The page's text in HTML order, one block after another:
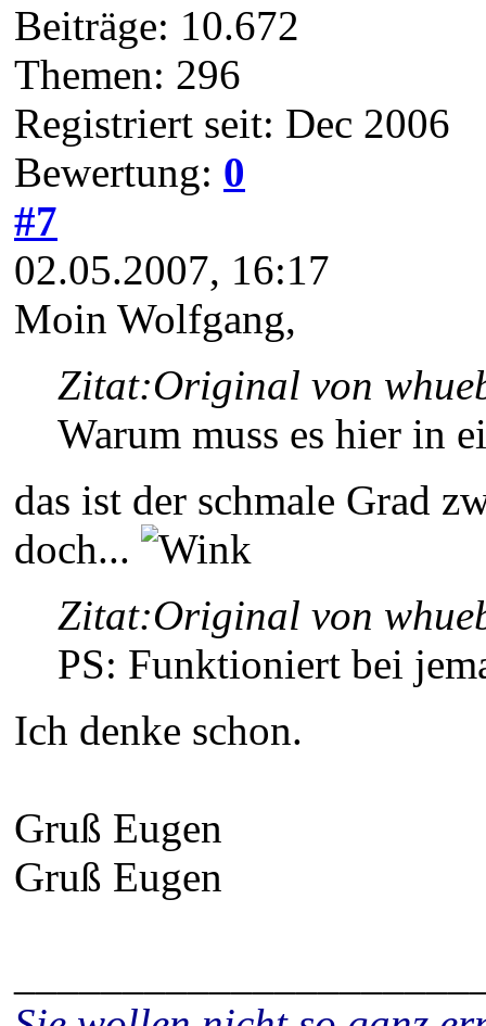
Beiträge: 10.672
Themen: 296
Registriert seit: Dec 2006
Bewertung: 0
#7
02.05.2007, 16:17
Moin Wolfgang,
Zitat:Original von
Warum muss es hier in
das ist der schmale Grad
doch...
Zitat:Original von
PS: Funktioniert bei
Ich denke schon.
Gruß Eugen
Gruß Eugen